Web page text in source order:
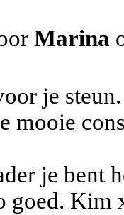
Marina
je steun.
mooie
je bent
goed. Kim